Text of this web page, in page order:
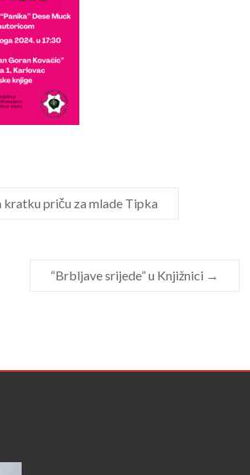
kratku priču za mlade Tipka
“Brbljave srijede” u Knjižnici →